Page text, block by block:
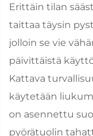
Erittäin tilan
taittaa täysin
jolloin se vie
päivittäistä
Kattava
käytetään
on asennettu
pyörätuolin